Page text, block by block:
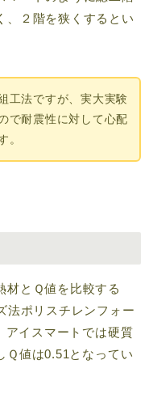
、２階を狭くするとい
工法ですが、実大実験
で耐震性に対して心配
。
材とＱ値を比較する
法ポリスチレンフォー
アイスマートでは硬質
Ｑ値は0.51となってい